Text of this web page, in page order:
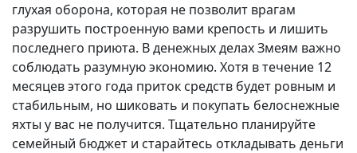
глухая оборона, которая не позволит врагам
разрушить построенную вами крепость и лишить
последнего приюта. В денежных делах Змеям важно
соблюдать разумную экономию. Хотя в течение 12
месяцев этого года приток средств будет ровным и
стабильным, но шиковать и покупать белоснежные
яхты у вас не получится. Тщательно планируйте
семейный бюджет и старайтесь откладывать деньги